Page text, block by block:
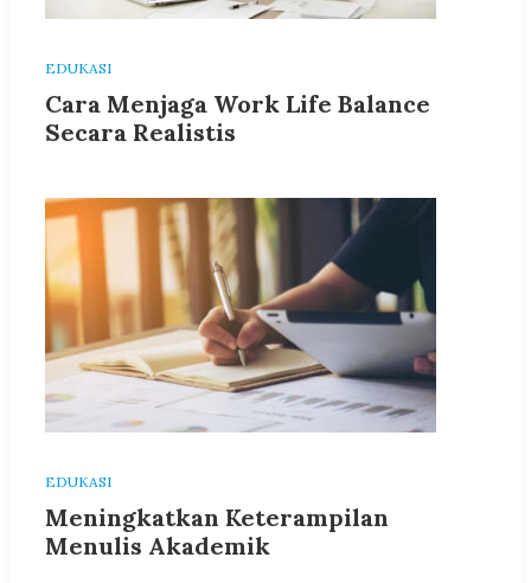
EDUKASI
Cara Menjaga Work Life Balance
Secara Realistis
EDUKASI
Meningkatkan Keterampilan
Menulis Akademik